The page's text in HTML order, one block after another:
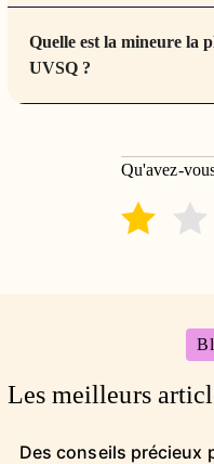
Quelle est la mineure la
UVSQ ?
Qu'avez-
Les meilleurs
Des conseils précieux